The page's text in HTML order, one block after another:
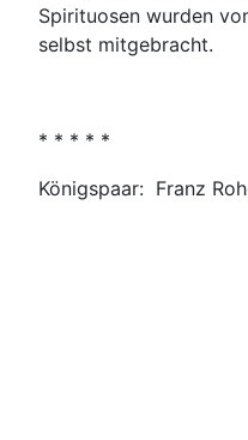
Spirituosen wurden
selbst mitgebracht.
* * * * *
Königspaar: Franz